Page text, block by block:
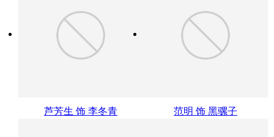
芦芳生 饰 李冬青 范明 饰 黑骡子